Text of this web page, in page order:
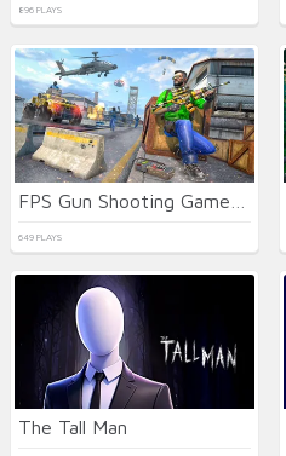
896 PLAYS
649 PLAYS
The Tall Man